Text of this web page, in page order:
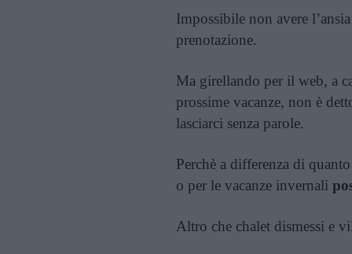
Impossibile non avere
prenotazione.
Ma girellando per il web, a
prossime vacanze, non è
lasciarci senza parole.
Perchè a differenza di
o per le vacanze invernali
Altro che chalet dismessi e